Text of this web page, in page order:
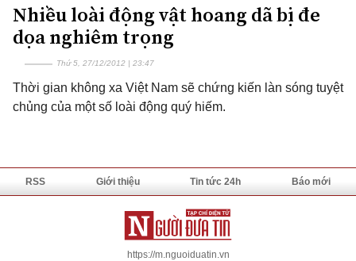
Nhiều loài động vật hoang dã bị đe
dọa nghiêm trọng
Thứ 5, 27/12/2012 | 23:47
Thời gian không xa Việt Nam sẽ chứng kiến làn sóng tuyệt
chủng của một số loài động quý hiếm.
RSS Giới thiệu Tin tức 24h Báo mới
https://m.nguoiduatin.vn